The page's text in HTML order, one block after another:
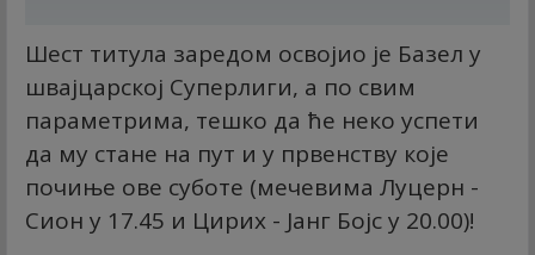
Шест титула заредом освојио је Базел у
швајцарској Суперлиги, а по свим
параметрима, тешко да ће неко успети
да му стане на пут и у првенству које
почиње ове суботе (мечевима Луцерн -
Сион у 17.45 и Цирих - Јанг Бојс у 20.00)!